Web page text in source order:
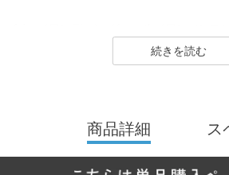
／Blue Light Barrier（ブルーライトバリア
ク） といった幅広いシリーズを展開して
ージモデルに KIM CHAEWON（キム・チ
商品詳細 ス